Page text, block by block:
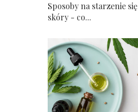
Sposoby na starzenie się
skóry - co...